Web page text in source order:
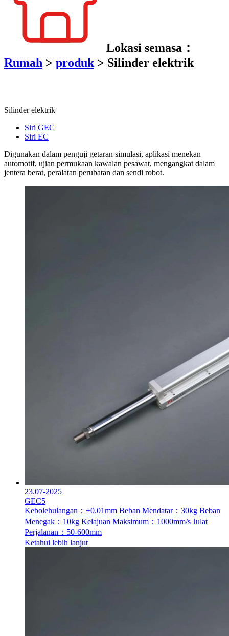
Lokasi semasa：
Rumah > produk > Silinder elektrik
Silinder elektrik
Siri GEC
Siri EC
Digunakan dalam penguji getaran simulasi, aplikasi menekan
automotif, ujian permukaan kawalan pesawat, mengangkat dalam
jentera berat, peralatan perubatan dan sendi robot.
23.07-2025
GEC5
Kebolehulangan：±0.01mm Beban Mendatar：30kg Beban
Menegak：10kg Kelajuan Maksimum：1000mm/s Julat
Perjalanan：50-600mm
Ketahui lebih lanjut